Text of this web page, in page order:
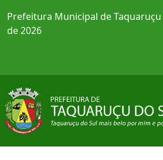
Prefeitura Municipal de
de 2026